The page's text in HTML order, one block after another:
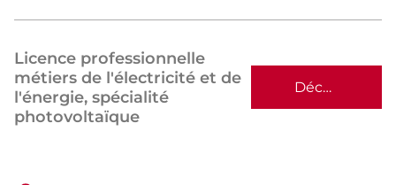
Licence professionnelle
métiers de l'électricité et de
l'énergie, spécialité
photovoltaïque
Découvrir